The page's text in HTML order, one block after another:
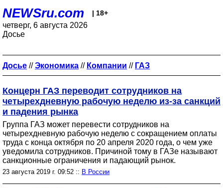
NEWSru.com | 18+
четверг, 6 августа 2026
Досье
Досье //Экономика // Компании // ГАЗ
Концерн ГАЗ переводит сотрудников на
четырехдневную рабочую неделю из-за санкций
и падения рынка
Группа ГАЗ может перевести сотрудников на
четырехдневную рабочую неделю с сокращением оплаты
труда с конца октября по 20 апреля 2020 года, о чем уже
уведомила сотрудников. Причиной тому в ГАЗе называют
санкционные ограничения и падающий рынок.
23 августа 2019 г. 09:52 :: В России